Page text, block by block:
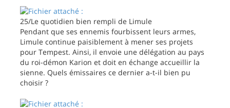
25/Le quotidien bien rempli de Limule
Pendant que ses ennemis fourbissent leurs armes,
Limule continue paisiblement à mener ses projets
pour Tempest. Ainsi, il envoie une délégation au pays
du roi-démon Karion et doit en échange accueillir la
sienne. Quels émissaires ce dernier a-t-il bien pu
choisir ?